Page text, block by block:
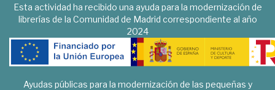
Esta actividad ha recibido una ayuda para la modernización de
librerías de la Comunidad de Madrid correspondiente al año
2024
Ayudas públicas para la modernización de las pequeñas y